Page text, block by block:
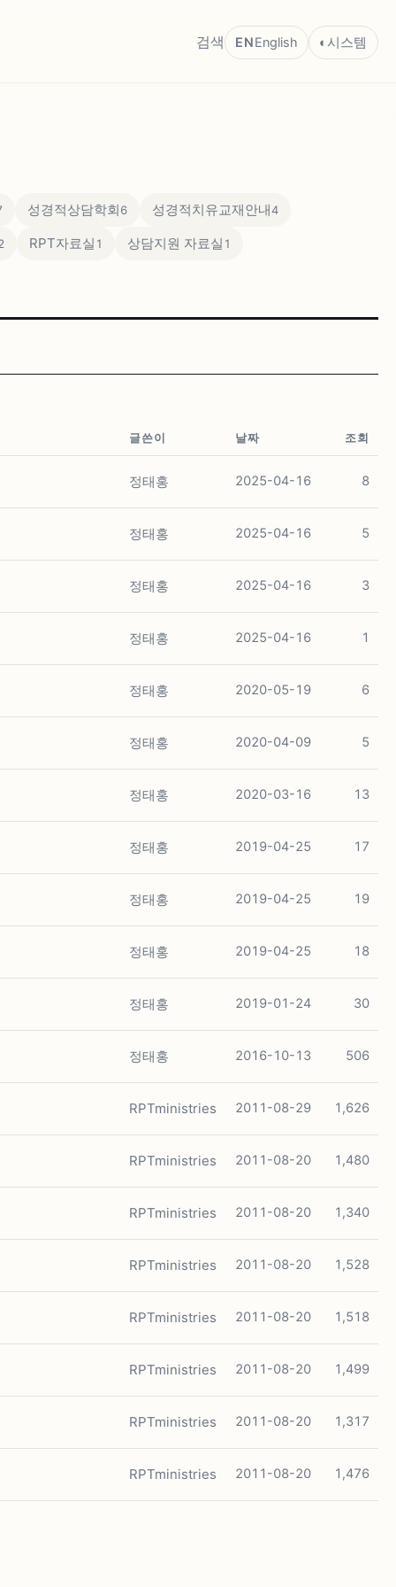
검색 ENEnglish ◐ 시스템
성경적상담학회6 성경적치유교재안내4
RPT자료실 1 상담지원 자료실 1
글쓴이 날짜 조회
정태홍 2025-04-16 8
정태홍 2025-04-16 5
정태홍 2025-04-16 3
정태홍 2025-04-16 1
정태홍 2020-05-19 6
정태홍 2020-04-09 5
정태홍 2020-03-16 13
정태홍 2019-04-25 17
정태홍 2019-04-25 19
정태홍 2019-04-25 18
정태홍 2019-01-24 30
정태홍 2016-10-13 506
RPTministries 2011-08-29 1,626
RPTministries 2011-08-20 1,480
RPTministries 2011-08-20 1,340
RPTministries 2011-08-20 1,528
RPTministries 2011-08-20 1,518
RPTministries 2011-08-20 1,499
RPTministries 2011-08-20 1,317
RPTministries 2011-08-20 1,476